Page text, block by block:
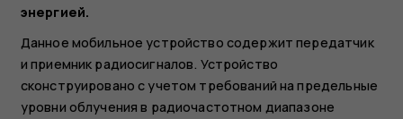
энергией.
Данное мобильное устройство содержит передатчик
и приемник радиосигналов. Устройство
сконструировано с учетом требований на предельные
уровни облучения в радиочастотном диапазоне